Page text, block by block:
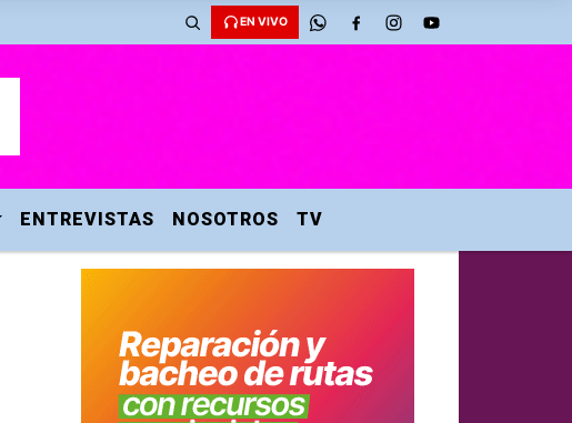
EN VIVO
ENTREVISTAS NOSOTROS TV